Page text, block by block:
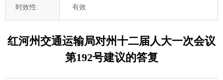
时效性: 有效
红河州交通运输局对州十二届人大一次会议
第192号建议的答复